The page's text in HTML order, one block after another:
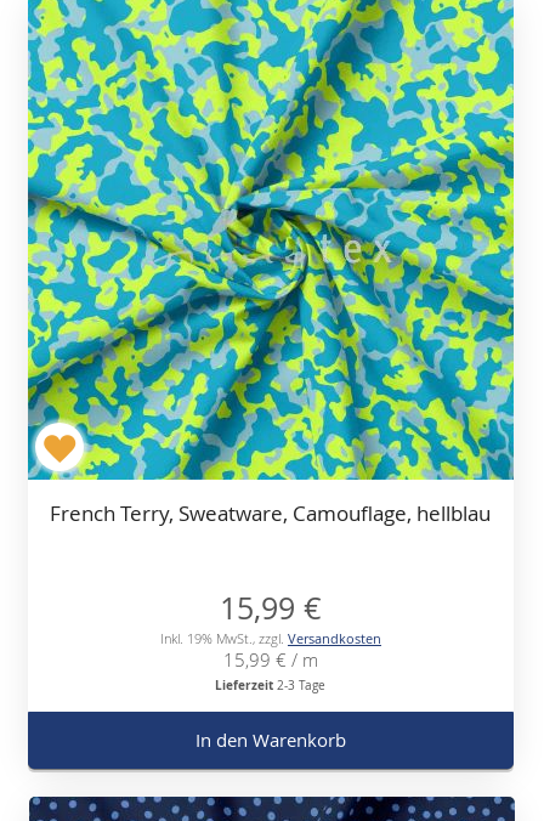
French Terry, Sweatware, Camouflage, hellblau
15,99 €
Inkl. 19% MwSt. , zzgl. Versandkosten
15,99 € / m
Lieferzeit 2-3 Tage
In den Warenkorb